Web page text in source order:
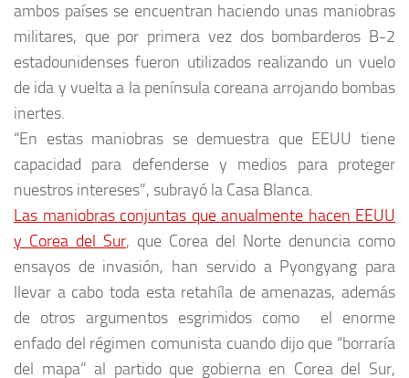
ambos países se encuentran haciendo unas maniobras
militares, que por primera vez dos bombarderos B-2
estadounidenses fueron utilizados realizando un vuelo
de ida y vuelta a la península coreana arrojando bombas
inertes.
“En estas maniobras se demuestra que EEUU tiene
capacidad para defenderse y medios para proteger
nuestros intereses”, subrayó la Casa Blanca.
Las maniobras conjuntas que anualmente hacen EEUU
y Corea del Sur, que Corea del Norte denuncia como
ensayos de invasión, han servido a Pyongyang para
llevar a cabo toda esta retahíla de amenazas, además
de otros argumentos esgrimidos como el enorme
enfado del régimen comunista cuando dijo que “borraría
del mapa” al partido que gobierna en Corea del Sur,